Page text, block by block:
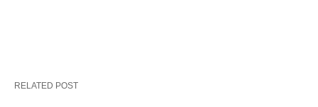
RELATED POST